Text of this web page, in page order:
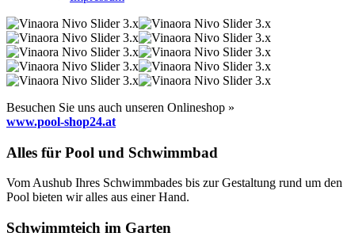
Besuchen Sie uns auch unseren Onlineshop »
www.pool-shop24.at
Alles für Pool und Schwimmbad
Vom Aushub Ihres Schwimmbades bis zur Gestaltung rund um den
Pool bieten wir alles aus einer Hand.
Schwimmteich im Garten